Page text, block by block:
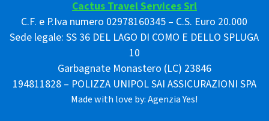
Cactus Travel Services Srl
C.F. e P.Iva numero 02978160345 – C.S. Euro 20.000
Sede legale: SS 36 DEL LAGO DI COMO E DELLO SPLUGA
10
Garbagnate Monastero (LC) 23846
194811828 – POLIZZA UNIPOL SAI ASSICURAZIONI SPA
Made with love by:Agenzia Yes!